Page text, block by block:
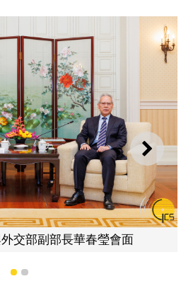
下一
行政長官岑浩輝與外
1 2